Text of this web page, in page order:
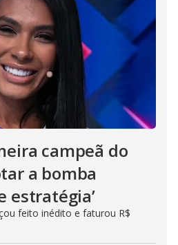
campeã do
a bomba
estratégia’
feito inédito e faturou R$